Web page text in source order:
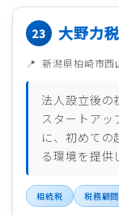
大野力
新潟県柏崎市西
法人設立後の
スタートアッ
に、初めての
る環境を提供
相続税 税務顧問